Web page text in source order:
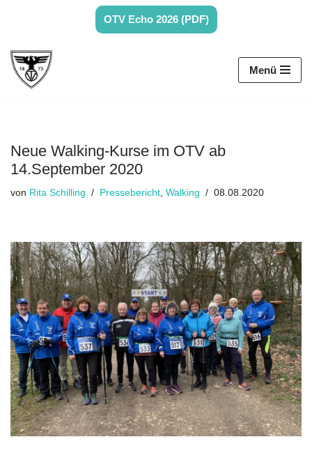
Inhalt
springen
OTV Echo 2026 (PDF)
Menü
Neue Walking-Kurse im OTV ab
14.September 2020
von Rita Schilling Pressebericht, Walking 08.08.2020